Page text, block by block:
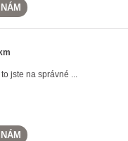
jste na správné ...